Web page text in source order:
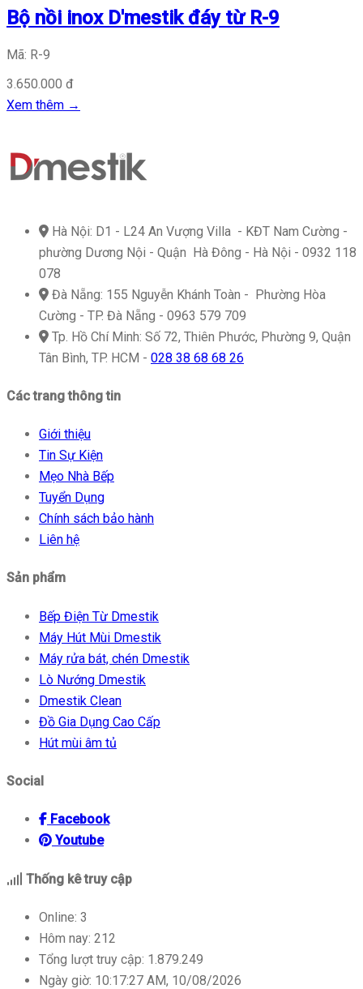
Bộ nồi inox D'mestik đáy từ R-9
Mã: R-9
3.650.000 đ
Xem thêm →
icon
Hà Nội: D1 - L24 An Vượng Villa - KĐT Nam Cường -
phường Dương Nội - Quận Hà Đông - Hà Nội - 0932 118
078
icon
Đà Nẵng: 155 Nguyễn Khánh Toàn - Phường Hòa
Cường - TP. Đà Nẵng - 0963 579 709
icon
Tp. Hồ Chí Minh: Số 72, Thiên Phước, Phường 9, Quận
Tân Bình, TP. HCM - 028 38 68 68 26
Các trang thông tin
Giới thiệu
Tin Sự Kiện
Mẹo Nhà Bếp
Tuyển Dụng
Chính sách bảo hành
Liên hệ
Sản phẩm
Bếp Điện Từ Dmestik
Máy Hút Mùi Dmestik
Máy rửa bát, chén Dmestik
Lò Nướng Dmestik
Dmestik Clean
Đồ Gia Dụng Cao Cấp
Hút mùi âm tủ
Social
icon
Facebook
icon
Youtube
Thống kê truy cập
Online: 3
Hôm nay: 212
Tổng lượt truy cập: 1.879.249
Ngày giờ: 10:17:27 AM, 10/08/2026